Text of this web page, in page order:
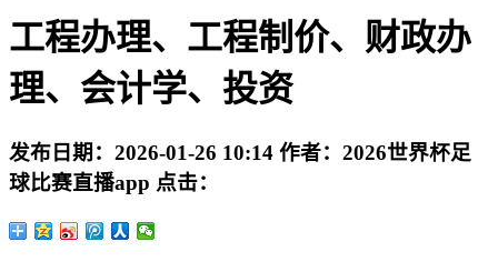
工程办理、工程制价、财政办
理、会计学、投资
发布日期： 2026-01-26 10:14 作者： 2026世界杯足
球比赛直播app 点击：